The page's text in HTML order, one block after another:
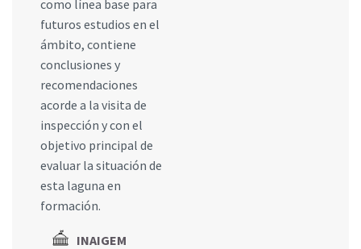
como línea base para
futuros estudios en el
ámbito, contiene
conclusiones y
recomendaciones
acorde a la visita de
inspección y con el
objetivo principal de
evaluar la situación de
esta laguna en
formación.
INAIGEM